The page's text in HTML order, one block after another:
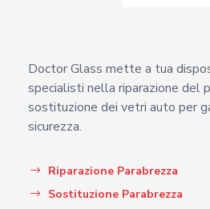
Doctor Glass mette a tua
specialisti nella riparazione del
sostituzione dei vetri auto per
sicurezza.
Riparazione Parabrezza
Sostituzione Parabrezza